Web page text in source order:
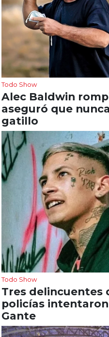
Todo Show
Alec Baldwin
aseguró que
gatillo
Todo Show
Tres delincuentes
policías
Gante